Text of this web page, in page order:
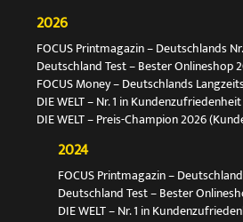
2026
FOCUS Printmagazin – Deutschlands
Deutschland Test – Bester Onlineshop
FOCUS Money – Deutschlands
DIE WELT – Nr. 1 in
DIE WELT – Preis-Champion 2026
2024
FOCUS Printmagazin –
Deutschland Test – Bester
DIE WELT – Nr. 1 in